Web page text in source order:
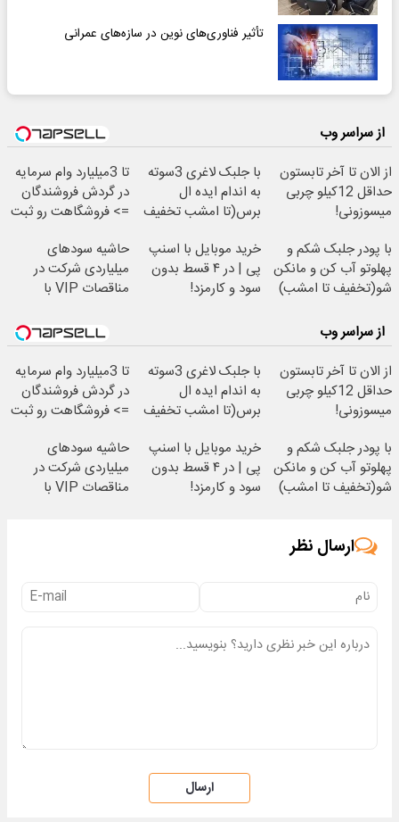
تأثیر فناوری‌های نوین در سازه‌های عمرانی
از سراسر وب
از الان تا آخر تابستون
حداقل 12کیلو چربی
میسوزونی!
با جلبک لاغری 3سوته
به اندام ایده ال
برس(تا امشب تخفیف
تا 3میلیارد وام سرمایه
در گردش فروشندگان
=> فروشگاهت رو ثبت
با پودر جلبک شکم و
پهلوتو آب کن و مانکن
شو(تخفیف تا امشب)
خرید موبایل با اسنپ
پی | در ۴ قسط بدون
سود و کارمزد!
حاشیه سودهای
میلیاردی شرکت در
مناقصات VIP با
از سراسر وب
از الان تا آخر تابستون
حداقل 12کیلو چربی
میسوزونی!
با جلبک لاغری 3سوته
به اندام ایده ال
برس(تا امشب تخفیف
تا 3میلیارد وام سرمایه
در گردش فروشندگان
=> فروشگاهت رو ثبت
با پودر جلبک شکم و
پهلوتو آب کن و مانکن
شو(تخفیف تا امشب)
خرید موبایل با اسنپ
پی | در ۴ قسط بدون
سود و کارمزد!
حاشیه سودهای
میلیاردی شرکت در
مناقصات VIP با
ارسال نظر
ارسال